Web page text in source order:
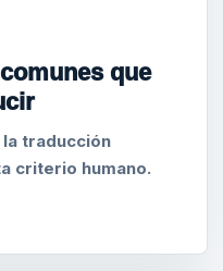
que
la traducción
criterio humano.